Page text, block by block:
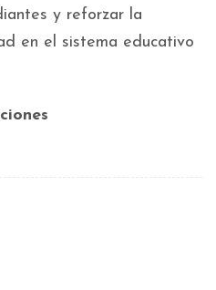
y reforzar la
en el sistema educativo